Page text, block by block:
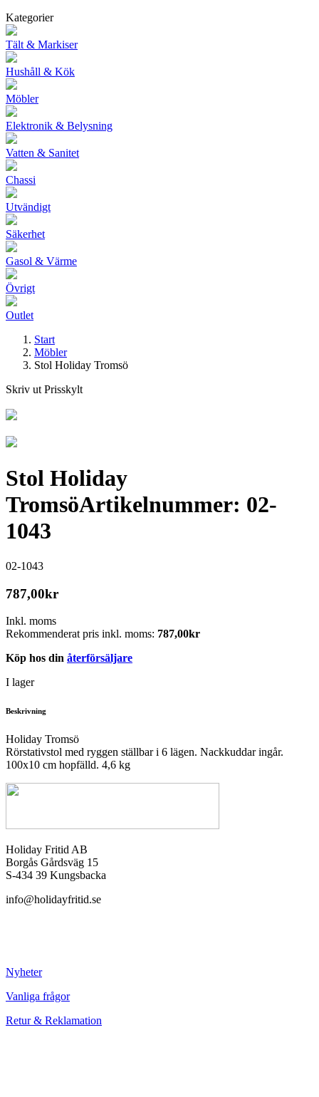
Kategorier
Tält & Markiser
Hushåll & Kök
Möbler
Elektronik & Belysning
Vatten & Sanitet
Chassi
Utvändigt
Säkerhet
Gasol & Värme
Övrigt
Outlet
Start
Möbler
Stol Holiday Tromsö
Skriv ut Prisskylt
Stol Holiday
TromsöArtikelnummer: 02-
1043
02-1043
787,00kr
Inkl. moms
Rekommenderat pris inkl. moms: 787,00kr
Köp hos din återförsäljare
I lager
Beskrivning
Holiday Tromsö
Rörstativstol med ryggen ställbar i 6 lägen. Nackkuddar ingår.
100x10 cm hopfälld. 4,6 kg
Holiday Fritid AB
Borgås Gårdsväg 15
S-434 39 Kungsbacka
info@holidayfritid.se
Nyheter
Vanliga frågor
Retur & Reklamation